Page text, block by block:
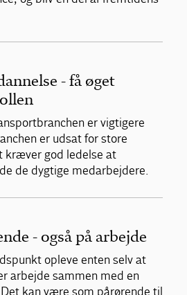
- få øget
er vigtigere
er udsat for store
kræver god ledelse at
de dygtige medarbejdere.
- også på arbejde
opleve enten selv at
arbejde sammen med en
kan være som pårørende til